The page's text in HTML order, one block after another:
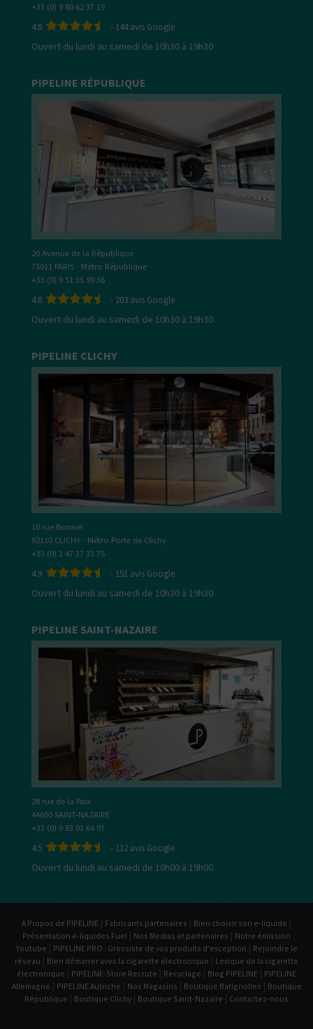
+33 (0) 9 80 62 37 19
4.8 - 144avis Google
Ouvert du lundi au samedi de 10h30 à 19h30
PIPELINE RÉPUBLIQUE
20 Avenue de la République
75011 PARIS - Métro République
+33 (0) 9 51 35 99 36
4.8 - 203 avis Google
Ouvert du lundi au samedi de 10h30 à 19h30
PIPELINE CLICHY
10 rue Bonnet
92110 CLICHY - Métro Porte de Clichy
+33 (0) 1 47 37 33 75
4.9 - 151 avis Google
Ouvert du lundi au samedi de 10h30 à 19h30
PIPELINE SAINT-NAZAIRE
28 rue de la Paix
44600 SAINT-NAZAIRE
+33 (0) 9 83 01 64 97
4.5 - 112 avis Google
Ouvert du lundi au samedi de 10h00 à 19h00
A Propos de PIPELINE | Fabricants partenaires | Bien choisir son e-liquide |
Présentation e-liquides Fuel | Nos Medias et partenaires | Notre émission
Youtube | PIPELINE PRO : Grossiste de vos produits d'exception | Rejoindre le
réseau | Bien démarrer avec la cigarette électronique | Lexique de la cigarette
électronique | PIPELINE-Store Recrute | Recyclage | Blog PIPELINE | PIPELINE
Allemagne | PIPELINE Autriche | Nos Magasins | Boutique Batignolles | Boutique
République | Boutique Clichy | Boutique Saint-Nazaire | Contactez-nous